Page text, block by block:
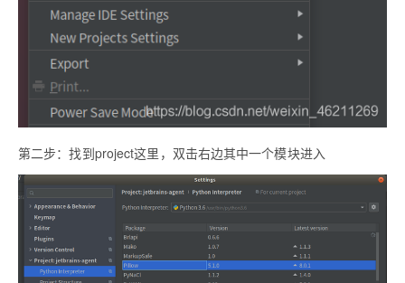
第二步：找到project这里，双击右边其中一个模块进入